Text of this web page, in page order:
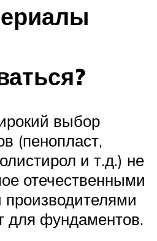
выбор
(пенопласт,
и т.д.) не
отечественными
для фундаментов.